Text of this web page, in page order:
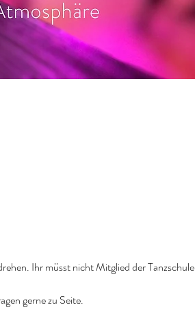
Ihr müsst nicht Mitglied der Tanzschule
gerne zu Seite.